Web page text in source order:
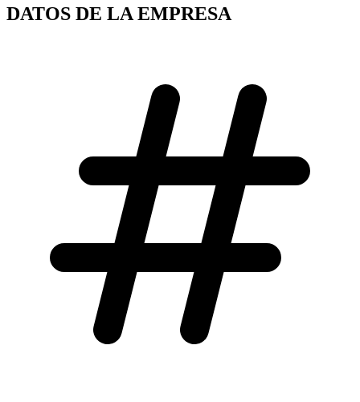
DATOS DE LA EMPRESA